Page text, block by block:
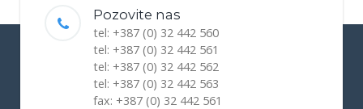
Pozovite nas
tel: +387 (0) 32 442 560
tel: +387 (0) 32 442 561
tel: +387 (0) 32 442 562
tel: +387 (0) 32 442 563
fax: +387 (0) 32 442 561